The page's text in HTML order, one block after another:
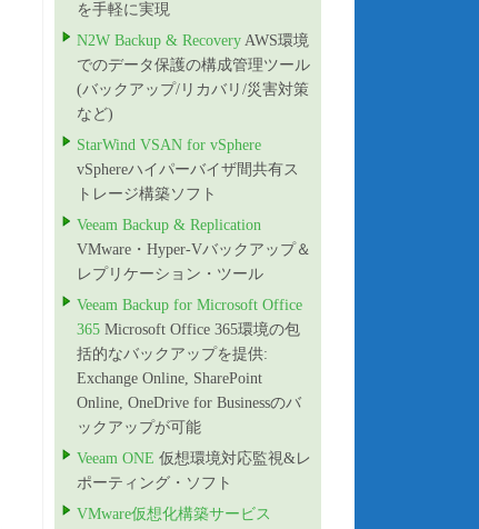
を手軽に実現
N2W Backup & Recovery AWS環境
でのデータ保護の構成管理ツール
(バックアップ/リカバリ/災害対策
など)
StarWind VSAN for vSphere
vSphereハイパーバイザ間共有ス
トレージ構築ソフト
Veeam Backup & Replication
VMware・Hyper-Vバックアップ＆
レプリケーション・ツール
Veeam Backup for Microsoft Office
365 Microsoft Office 365環境の包
括的なバックアップを提供:
Exchange Online, SharePoint
Online, OneDrive for Businessのバ
ックアップが可能
Veeam ONE 仮想環境対応監視&レ
ポーティング・ソフト
VMware仮想化構築サービス